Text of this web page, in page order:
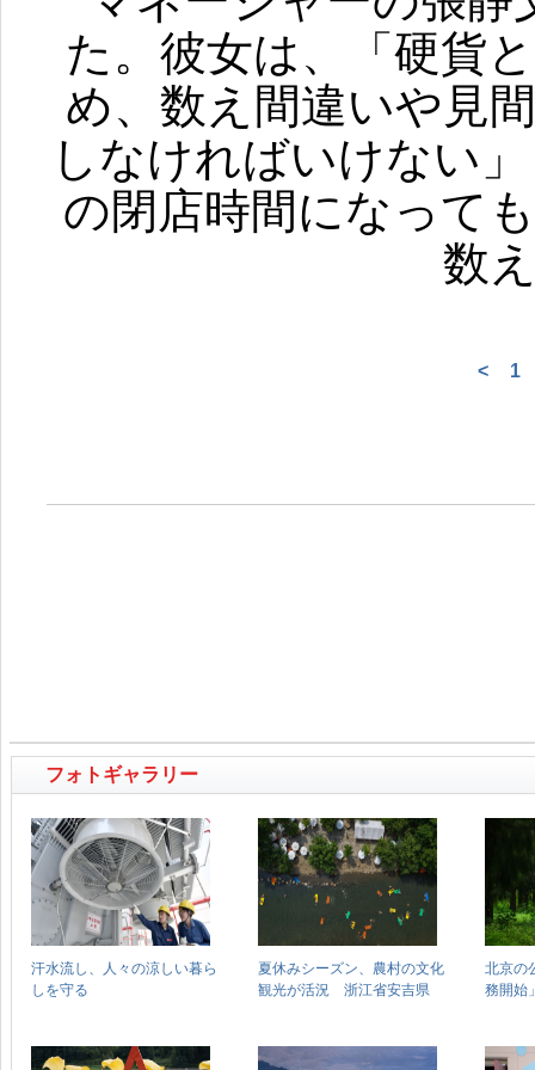
た。彼女は、「硬貨
め、数え間違いや見
しなければいけない
の閉店時間になって
数
< 1